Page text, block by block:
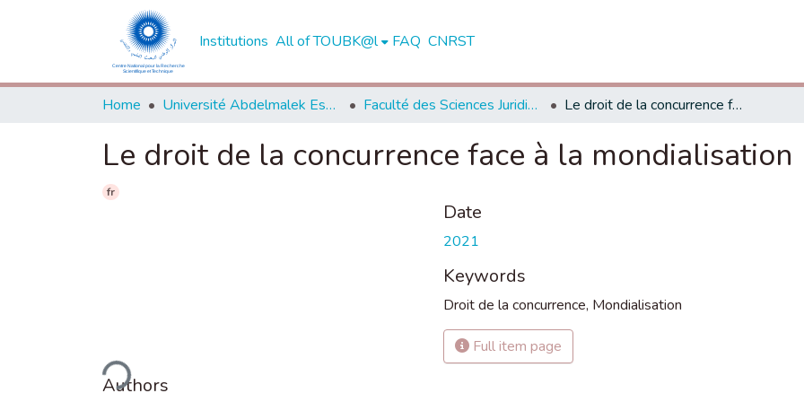
Institutions All of TOUBK@l FAQ CNRST
Home Université Abdelmalek Essaadi - Tétouan Faculté des Sciences Juridiques, Economiques et Sociales - Tanger Le droit de la concurrence face à la mondialisation
Le droit de la concurrence face à la mondialisation
fr
Loading...
Authors
Date
2021
Keywords
Droit de la concurrence, Mondialisation
Full item page